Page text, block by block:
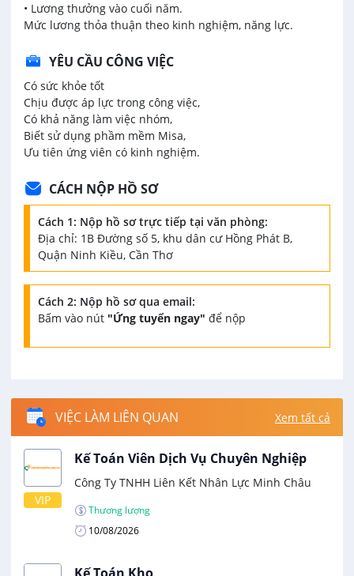
• Lương thưởng vào cuối năm.
Mức lương thỏa thuận theo kinh nghiệm, năng lực.
YÊU CẦU CÔNG VIỆC
Có sức khỏe tốt
Chịu được áp lực trong công việc,
Có khả năng làm việc nhóm,
Biết sử dụng phầm mềm Misa,
Ưu tiên ứng viên có kinh nghiệm.
CÁCH NỘP HỒ SƠ
Cách 1: Nộp hồ sơ trực tiếp tại văn phòng:
Địa chỉ: 1B Đường số 5, khu dân cư Hồng Phát B,
Quận Ninh Kiều, Cần Thơ
Cách 2: Nộp hồ sơ qua email:
Bấm vào nút "Ứng tuyển ngay" để nộp
VIỆC LÀM LIÊN QUAN Xem tất cả
VIP
Kế Toán Viên Dịch Vụ Chuyên Nghiệp
Công Ty TNHH Liên Kết Nhân Lực Minh Châu
Thương lượng
10/08/2026